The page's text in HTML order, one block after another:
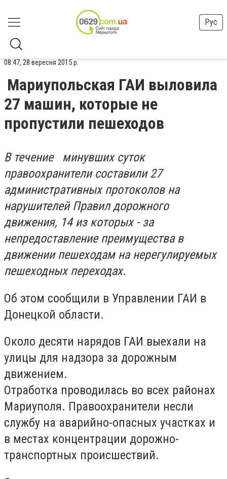
Рус
08:47, 28 вересня 2015 р.
Мариупольская ГАИ выловила
27 машин, которые не
пропустили пешеходов
В течение минувших суток
правоохранители составили 27
административных протоколов на
нарушителей Правил дорожного
движения, 14 из которых - за
непредоставление преимущества в
движении пешеходам на нерегулируемых
пешеходных переходах.
Об этом сообщили в Управлении ГАИ в
Донецкой области.
Около десяти нарядов ГАИ выехали на
улицы для надзора за дорожным
движением.
Отработка проводилась во всех районах
Мариуполя. Правоохранители несли
службу на аварийно-опасных участках и
в местах концентрации дорожно-
транспортных происшествий.